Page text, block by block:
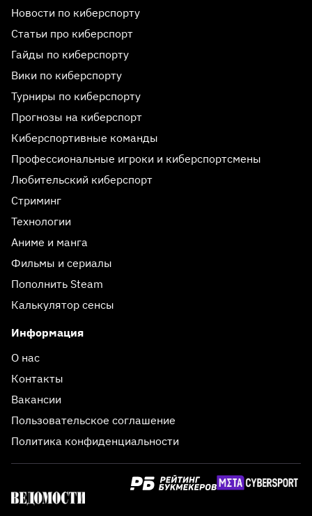
Новости по киберспорту
Статьи про киберспорт
Гайды по киберспорту
Вики по киберспорту
Турниры по киберспорту
Прогнозы на киберспорт
Киберспортивные команды
Профессиональные игроки и киберспортсмены
Любительский киберспорт
Стриминг
Технологии
Аниме и манга
Фильмы и сериалы
Пополнить Steam
Калькулятор сенсы
Информация
О нас
Контакты
Вакансии
Пользовательское соглашение
Политика конфиденциальности